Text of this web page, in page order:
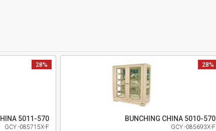
28%
5011-570
GCY -085715X-F
28%
BUNCHING CHINA 5010-570
GCY -085693X-F